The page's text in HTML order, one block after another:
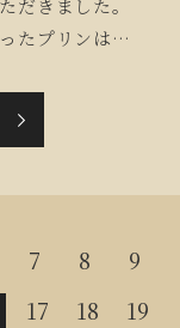
だきました。
たプリンは、
にもうれしい
7 8
9
17 18
19